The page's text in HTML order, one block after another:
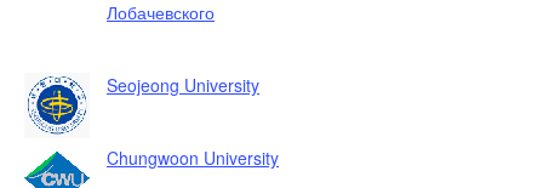
Лобачевского
Seojeong University
Chungwoon University